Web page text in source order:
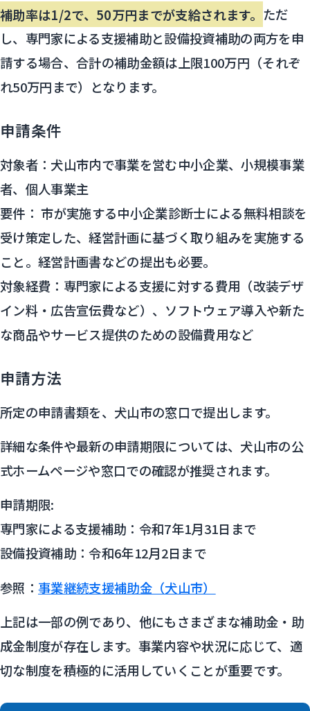
補助率は1/2で、50万円までが支給されます。 ただ
し、専門家による支援補助と設備投資補助の両方を申
請する場合、合計の補助金額は上限100万円（それぞ
れ50万円まで）となります。
申請条件
対象者：犬山市内で事業を営む中小企業、小規模事業
者、個人事業主
要件： 市が実施する中小企業診断士による無料相談を
受け策定した、経営計画に基づく取り組みを実施する
こと。経営計画書などの提出も必要。
対象経費：専門家による支援に対する費用（改装デザ
イン料・広告宣伝費など）、ソフトウェア導入や新た
な商品やサービス提供のための設備費用など
申請方法
所定の申請書類を、犬山市の窓口で提出します。
詳細な条件や最新の申請期限については、犬山市の公
式ホームページや窓口での確認が推奨されます。
申請期限:
専門家による支援補助：令和7年1月31日まで
設備投資補助：令和6年12月2日まで
参照：事業継続支援補助金（犬山市）
上記は一部の例であり、他にもさまざまな補助金・助
成金制度が存在します。事業内容や状況に応じて、適
切な制度を積極的に活用していくことが重要です。